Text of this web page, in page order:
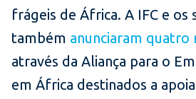
frágeis de África. A IFC e os
também anunciaram quatro
através da Aliança para o
em África destinados a